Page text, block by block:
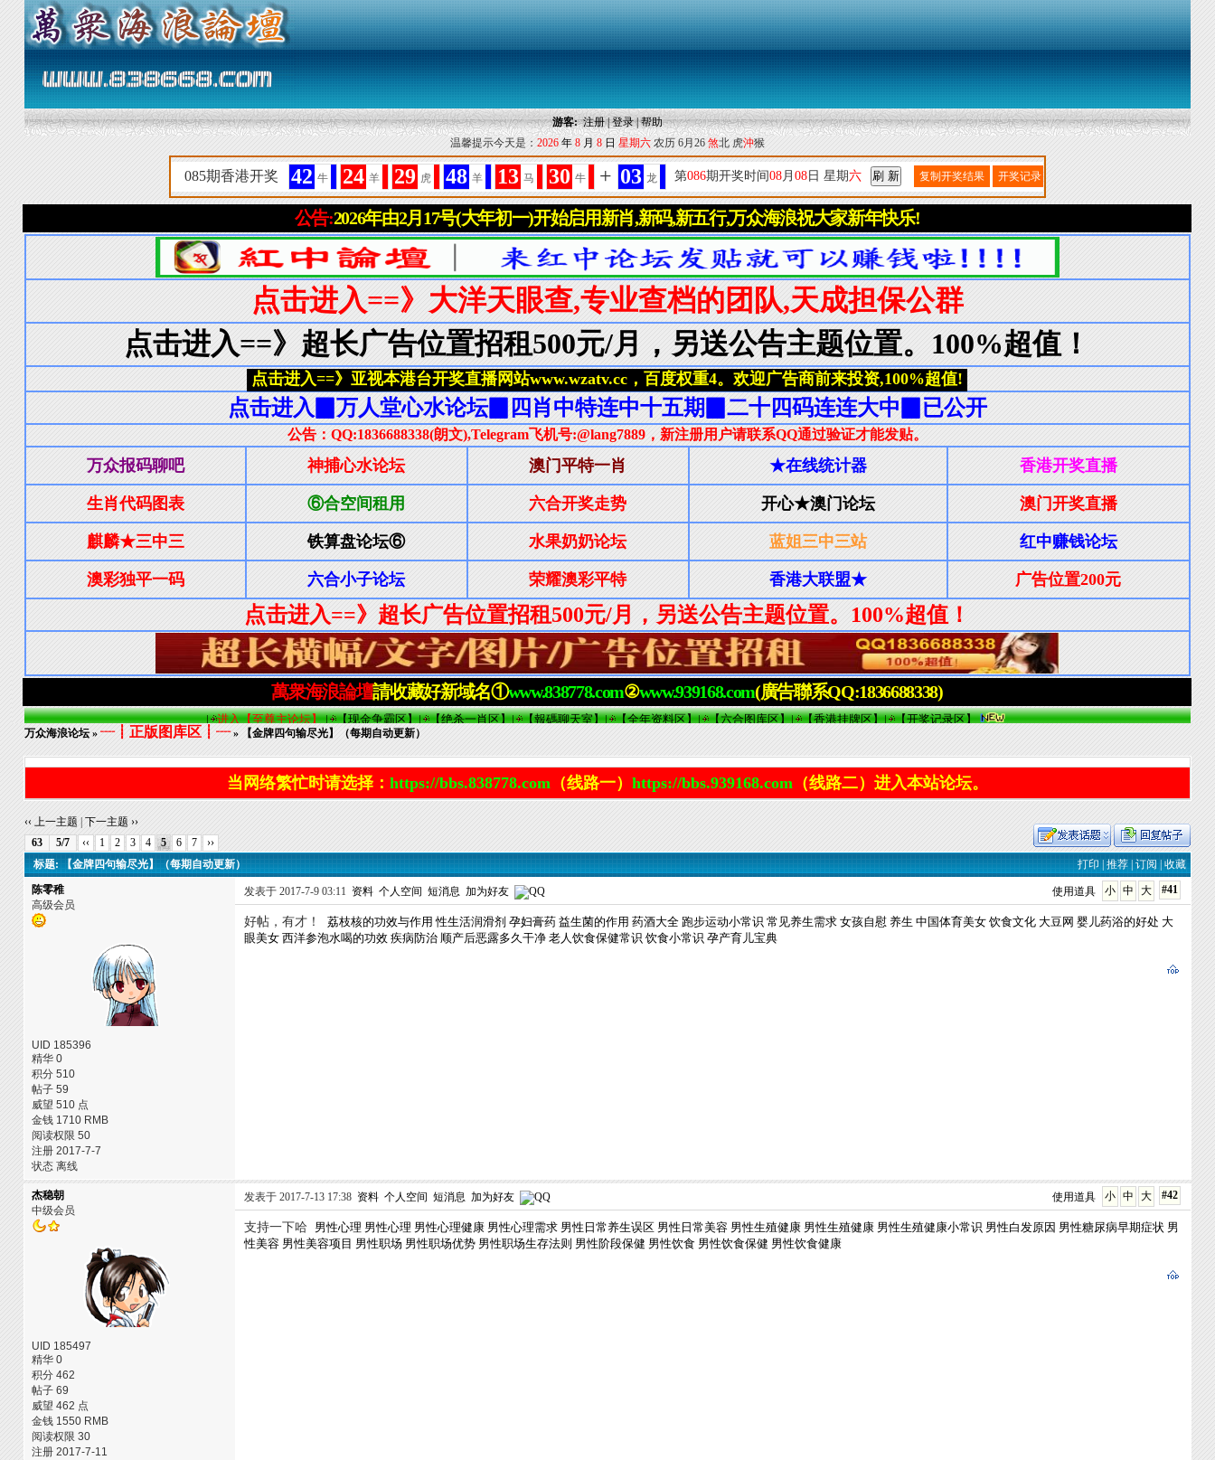
游客:注册|登录|帮助
温馨提示今天是： 2026年 8月 8日 星期六 农历 6月26 煞北 虎沖猴
万众海浪论坛» ┈┋正版图库区┋┈» 【金牌四句输尽光】（每期自动更新）
当网络繁忙时请选择： https://bbs.838778.com（线路一） https://bbs.939168.com（线路二）进入本站论坛。
‹‹ 上一主题
下一主题 ››
63
5/7 ‹‹ 1 2 3 4 5 6 7
››
打印
推荐| 订阅 收藏
标题: 【金牌四句输尽光】（每期自动更新）
陈零稚
高级会员
UID 185396
精华 0
积分 510
帖子 59
威望 510 点
金钱 1710 RMB
阅读权限 50
注册 2017-7-7
状态 离线
#41
大
中
小
使用道具
发表于 2017-7-9 03:11 资料 个人空间 短消息 加为好友
好帖，有才！ 荔枝核的功效与作用 性生活润滑剂 孕妇膏药 益生菌的作用 药酒大全 跑步运动小常识 常见养生需求 女孩自慰 养生 中国体育美女 饮食文化 大豆网 婴儿药浴的好处 大
眼美女 西洋参泡水喝的功效 疾病防治 顺产后恶露多久干净 老人饮食保健常识 饮食小常识 孕产育儿宝典
杰稳朝
中级会员
UID 185497
精华 0
积分 462
帖子 69
威望 462 点
金钱 1550 RMB
阅读权限 30
注册 2017-7-11
#42
大
中
小
使用道具
发表于 2017-7-13 17:38 资料 个人空间 短消息 加为好友
支持一下哈 男性心理 男性心理 男性心理健康 男性心理需求 男性日常养生误区 男性日常美容 男性生殖健康 男性生殖健康 男性生殖健康小常识 男性白发原因 男性糖尿病早期症状 男
性美容 男性美容项目 男性职场 男性职场优势 男性职场生存法则 男性阶段保健 男性饮食 男性饮食保健 男性饮食健康